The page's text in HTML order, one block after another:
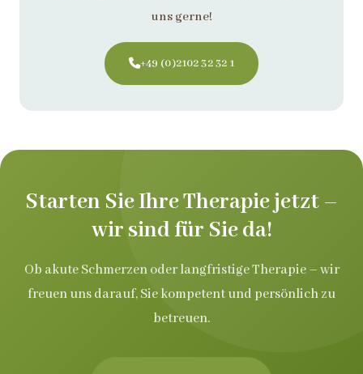
uns gerne!
+49 (0)2102 32 32 1
Starten Sie Ihre Therapie jetzt –
wir sind für Sie da!
Ob akute Schmerzen oder langfristige Therapie – wir
freuen uns darauf, Sie kompetent und persönlich zu
betreuen.